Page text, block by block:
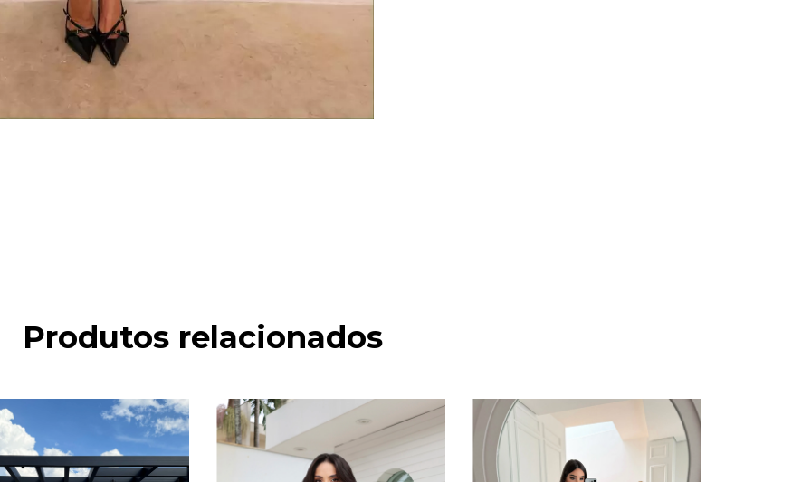
Produtos relacionados